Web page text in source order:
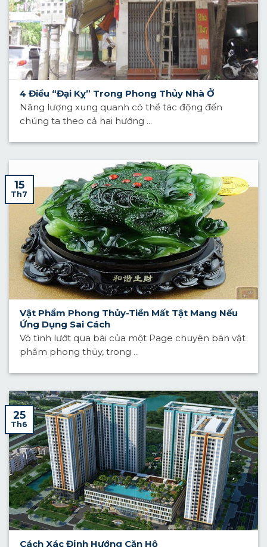
4 Điều “Đại Kỵ” Trong Phong Thủy Nhà Ở
Năng lượng xung quanh có thể tác động đến
chúng ta theo cả hai hướng ...
Vật Phẩm Phong Thủy-Tiền Mất Tật Mang Nếu
Ứng Dụng Sai Cách
Vô tình lướt qua bài của một Page chuyên bán vật
phẩm phong thủy, trong ...
15
Th7
Cách Xác Định Hướng Căn Hộ
25
Th6